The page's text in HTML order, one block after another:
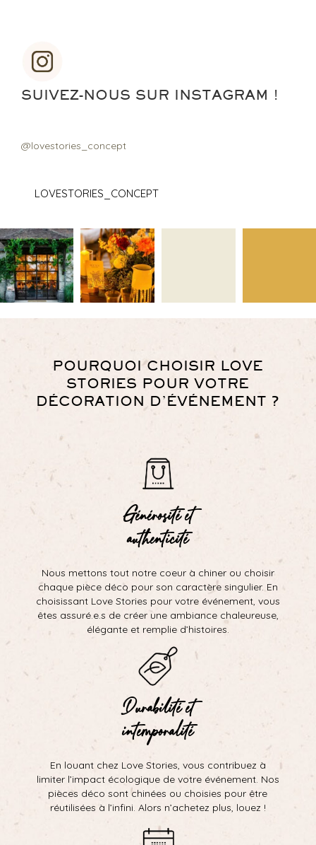
SUIVEZ-NOUS SUR INSTAGRAM !
@lovestories_concept
LOVESTORIES_CONCEPT
POURQUOI CHOISIR LOVE
STORIES POUR VOTRE
DÉCORATION D’ÉVÉNEMENT ?
Générosité et
authenticité
Nous mettons tout notre coeur à chiner ou choisir
chaque pièce déco pour son caractère singulier. En
choisissant Love Stories pour votre événement, vous
êtes assuré.e.s de créer une ambiance chaleureuse,
élégante et remplie d’histoires.
Durabilité et
intemporalité
En louant chez Love Stories, vous contribuez à
limiter l’impact écologique de votre événement. Nos
pièces déco sont chinées ou choisies pour être
réutilisées à l’infini. Alors n’achetez plus, louez !